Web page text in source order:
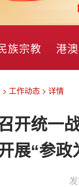
族宗教 港
> 工作动态 > 详情
开统一
展“参